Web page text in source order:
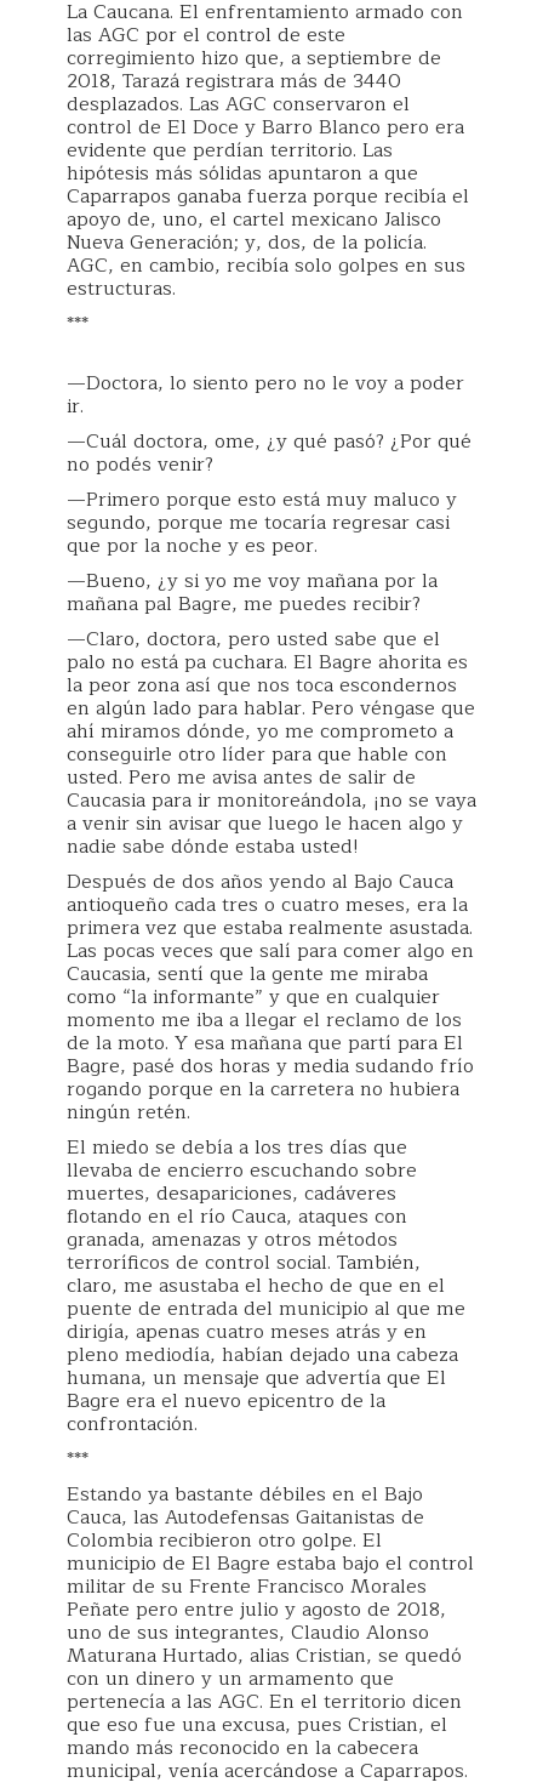
La Caucana. El enfrentamiento armado con
las AGC por el control de este
corregimiento hizo que, a septiembre de
2018, Tarazá registrara más de 3440
desplazados. Las AGC conservaron el
control de El Doce y Barro Blanco pero era
evidente que perdían territorio. Las
hipótesis más sólidas apuntaron a que
Caparrapos ganaba fuerza porque recibía el
apoyo de, uno, el cartel mexicano Jalisco
Nueva Generación; y, dos, de la policía.
AGC, en cambio, recibía solo golpes en sus
estructuras.
***
—Doctora, lo siento pero no le voy a poder
ir.
—Cuál doctora, ome, ¿y qué pasó? ¿Por qué
no podés venir?
—Primero porque esto está muy maluco y
segundo, porque me tocaría regresar casi
que por la noche y es peor.
—Bueno, ¿y si yo me voy mañana por la
mañana pal Bagre, me puedes recibir?
—Claro, doctora, pero usted sabe que el
palo no está pa cuchara. El Bagre ahorita es
la peor zona así que nos toca escondernos
en algún lado para hablar. Pero véngase que
ahí miramos dónde, yo me comprometo a
conseguirle otro líder para que hable con
usted. Pero me avisa antes de salir de
Caucasia para ir monitoreándola, ¡no se vaya
a venir sin avisar que luego le hacen algo y
nadie sabe dónde estaba usted!
Después de dos años yendo al Bajo Cauca
antioqueño cada tres o cuatro meses, era la
primera vez que estaba realmente asustada.
Las pocas veces que salí para comer algo en
Caucasia, sentí que la gente me miraba
como “la informante” y que en cualquier
momento me iba a llegar el reclamo de los
de la moto. Y esa mañana que partí para El
Bagre, pasé dos horas y media sudando frío
rogando porque en la carretera no hubiera
ningún retén.
El miedo se debía a los tres días que
llevaba de encierro escuchando sobre
muertes, desapariciones, cadáveres
flotando en el río Cauca, ataques con
granada, amenazas y otros métodos
terroríficos de control social. También,
claro, me asustaba el hecho de que en el
puente de entrada del municipio al que me
dirigía, apenas cuatro meses atrás y en
pleno mediodía, habían dejado una cabeza
humana, un mensaje que advertía que El
Bagre era el nuevo epicentro de la
confrontación.
***
Estando ya bastante débiles en el Bajo
Cauca, las Autodefensas Gaitanistas de
Colombia recibieron otro golpe. El
municipio de El Bagre estaba bajo el control
militar de su Frente Francisco Morales
Peñate pero entre julio y agosto de 2018,
uno de sus integrantes, Claudio Alonso
Maturana Hurtado, alias Cristian, se quedó
con un dinero y un armamento que
pertenecía a las AGC. En el territorio dicen
que eso fue una excusa, pues Cristian, el
mando más reconocido en la cabecera
municipal, venía acercándose a Caparrapos.